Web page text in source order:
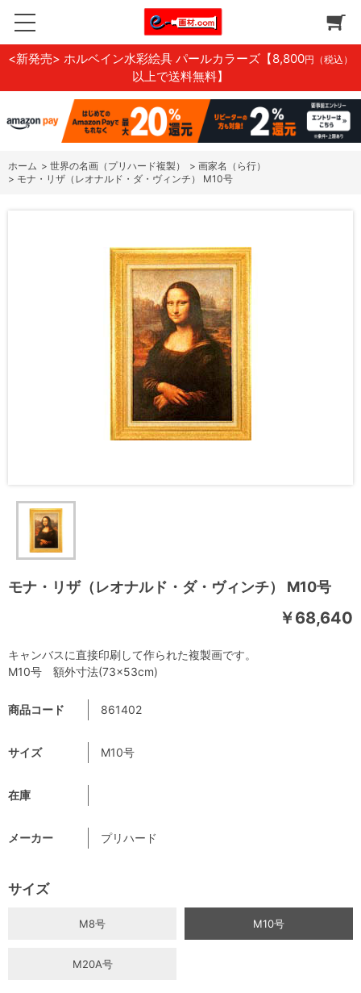
<新発売> ホルベイン水彩絵具 パールカラーズ 【8,800円（税込）
以上で送料無料】
ホーム > 世界の名画（プリハード複製） > 画家名（ら行）
> モナ・リザ（レオナルド・ダ・ヴィンチ） M10号
モナ・リザ（レオナルド・ダ・ヴィンチ） M10号
￥68,640
商品コード 861402
サイズ M10号
在庫
メーカー プリハード
サイズ
M8号 M10号
M20A号
キャンバスに直接印刷して作られた複製画です。
M10号 額外寸法(73×53cm)